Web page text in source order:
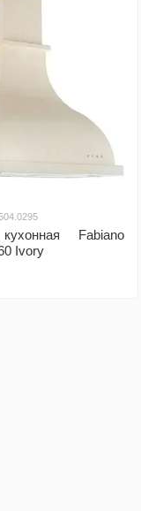
Fabiano
Ivory